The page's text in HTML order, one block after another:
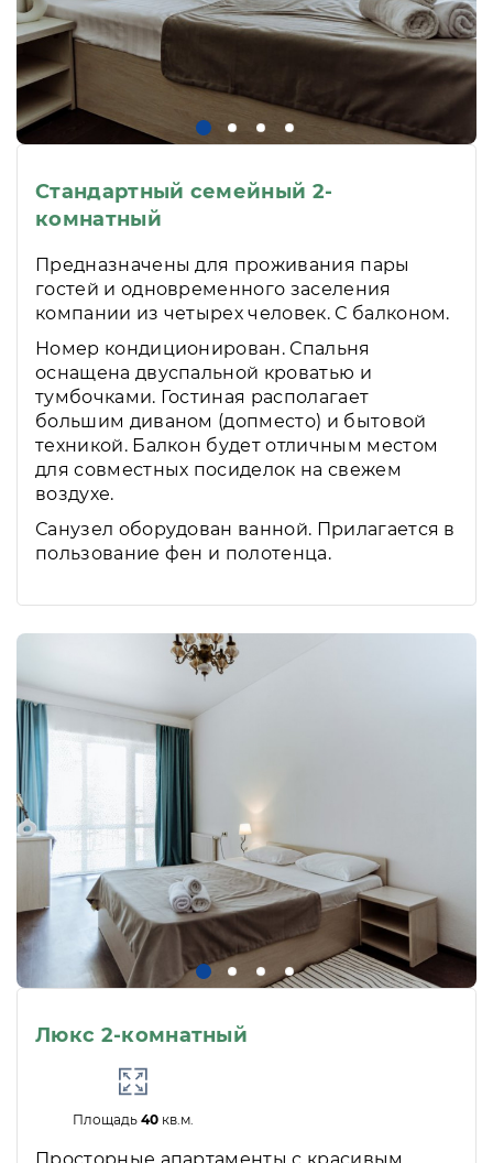
Стандартный семейный 2-
комнатный
Предназначены для проживания пары
гостей и одновременного заселения
компании из четырех человек. С балконом.
Номер кондиционирован. Спальня
оснащена двуспальной кроватью и
тумбочками. Гостиная располагает
большим диваном (допместо) и бытовой
техникой. Балкон будет отличным местом
для совместных посиделок на свежем
воздухе.
Санузел оборудован ванной. Прилагается в
пользование фен и полотенца.
Люкс 2-комнатный
Площадь 40кв.м.